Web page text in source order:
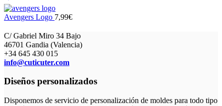
Avengers Logo 7,99€
C/ Gabriel Miro 34 Bajo
46701 Gandia (Valencia)
+34 645 430 015
info@cuticuter.com
Diseños personalizados
Disponemos de servicio de personalización de moldes para todo tipo